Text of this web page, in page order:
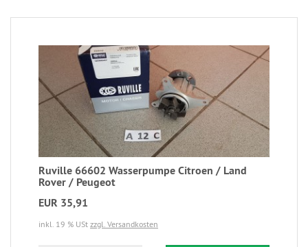
Ruville 66602 Wasserpumpe Citroen / Land
Rover / Peugeot
EUR 35,91
inkl. 19 % USt zzgl. Versandkosten